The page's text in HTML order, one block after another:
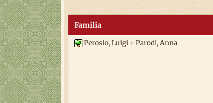
Familia
Perosio, Luigi + Parodi, Anna